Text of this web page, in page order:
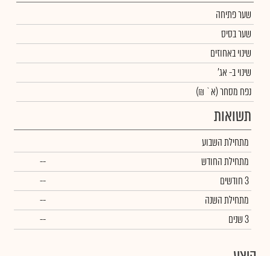
שער פתיחה
שער בסיס
שינוי באחוזים
שינויב- אג'
נפח מסחר(א` ₪)
תשואות
מתחילת השבוע
מתחילת החודש
--
3 חודשים
--
מתחילת השנה
--
3 שנים
--